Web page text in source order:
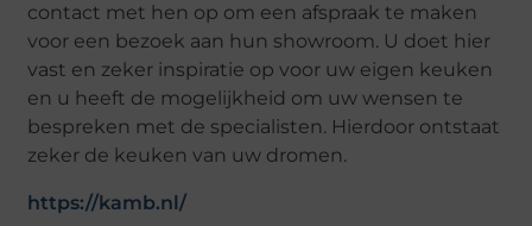
contact met hen op om een afspraak te maken
voor een bezoek aan hun showroom. U doet hier
vast en zeker inspiratie op voor uw eigen keuken
en u heeft de mogelijkheid om uw wensen te
bespreken met de specialisten. Hierdoor ontstaat
zeker de keuken van uw dromen.
https://kamb.nl/